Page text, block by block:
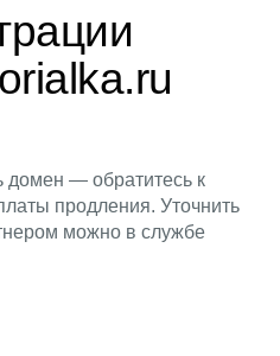
домен — обратитесь к
продления. Уточнить
можно в службе